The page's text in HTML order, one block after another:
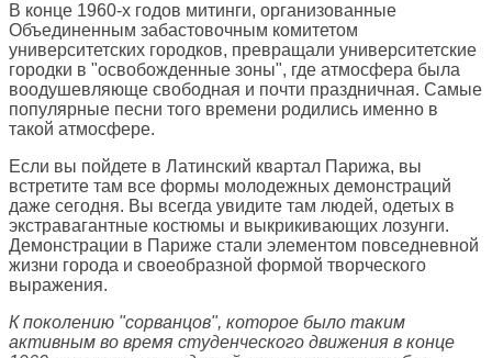
В конце 1960-х годов митинги, организованные
Объединенным забастовочным комитетом
университетских городков, превращали университетские
городки в "освобожденные зоны", где атмосфера была
воодушевляюще свободная и почти праздничная. Самые
популярные песни того времени родились именно в
такой атмосфере.
Если вы пойдете в Латинский квартал Парижа, вы
встретите там все формы молодежных демонстраций
даже сегодня. Вы всегда увидите там людей, одетых в
экстравагантные костюмы и выкрикивающих лозунги.
Демонстрации в Париже стали элементом повседневной
жизни города и своеобразной формой творческого
выражения.
К поколению "сорванцов", которое было таким
активным во время студенческого движения в конце